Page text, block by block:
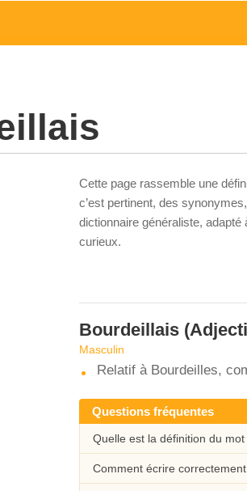
Cette page rassemble une
c’est pertinent, des
dictionnaire généraliste,
curieux.
Bourdeillais
Masculin
Relatif à Bourdeilles,
Questions fréquentes
Quelle est la définition du
Comment écrire